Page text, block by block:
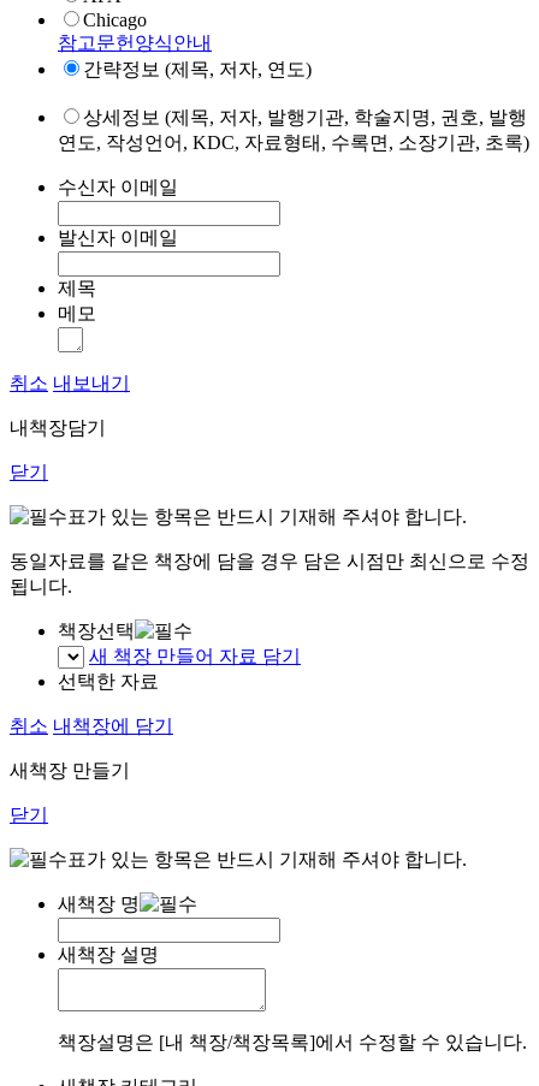
Chicago
참고문헌양식안내
간략정보 (제목, 저자, 연도)
상세정보 (제목, 저자, 발행기관, 학술지명, 권호, 발행
연도, 작성언어, KDC, 자료형태, 수록면, 소장기관, 초록)
수신자 이메일
발신자 이메일
제목
메모
취소 내보내기
내책장담기
닫기
표가 있는 항목은 반드시 기재해 주셔야 합니다.
동일자료를 같은 책장에 담을 경우 담은 시점만 최신으로 수정
됩니다.
책장선택
새 책장 만들어 자료 담기
선택한 자료
취소 내책장에 담기
새책장 만들기
닫기
표가 있는 항목은 반드시 기재해 주셔야 합니다.
새책장 명
새책장 설명
책장설명은 [내 책장/책장목록]에서 수정할 수 있습니다.